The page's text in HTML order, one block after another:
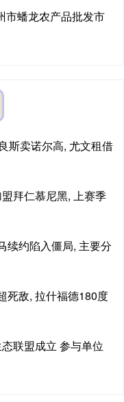
市蟠龙农产品批发市
斯卖诺尔高, 尤文租借
拜仁慕尼黑, 上赛季
续约陷入僵局, 主要分
死敌, 拉什福德180度
联盟成立 参与单位